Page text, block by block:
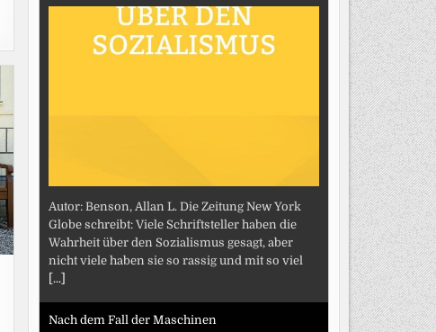
Autor: Benson, Allan L. Die Zeitung New York
Globe schreibt: Viele Schriftsteller haben die
Wahrheit über den Sozialismus gesagt, aber
nicht viele haben sie so rassig und mit so viel
[...]
Nach dem Fall der Maschinen